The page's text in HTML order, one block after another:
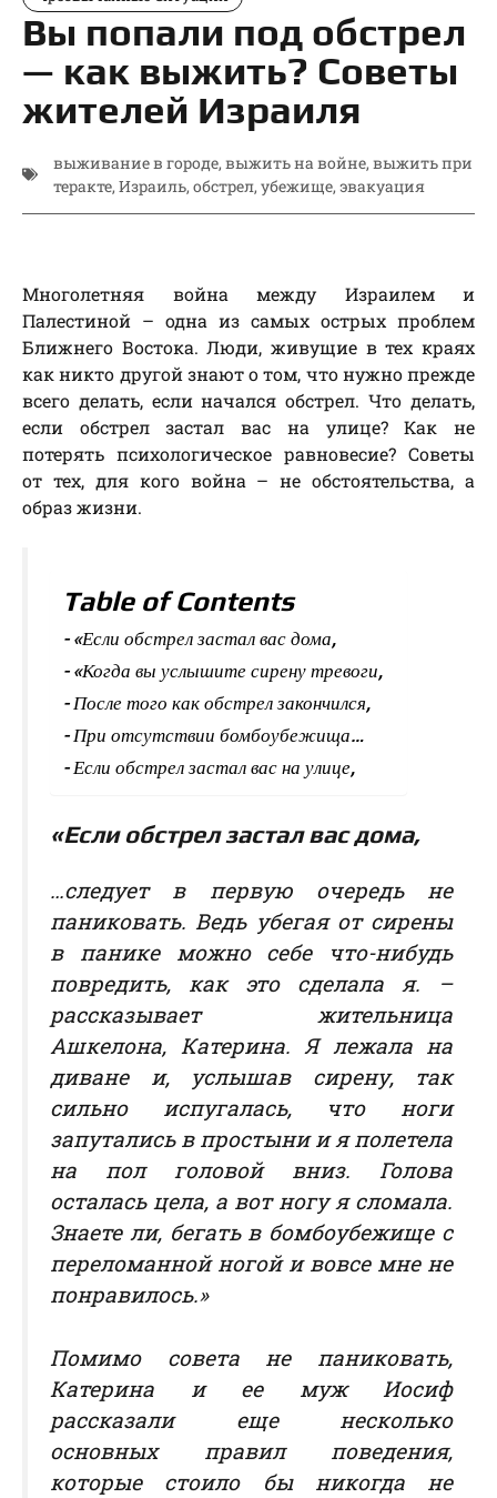
Вы попали под обстрел
— как выжить? Советы
жителей Израиля
выживание в городе, выжить на войне, выжить при
теракте, Израиль, обстрел, убежище, эвакуация
Многолетняя война между Израилем и
Палестиной – одна из самых острых проблем
Ближнего Востока. Люди, живущие в тех краях
как никто другой знают о том, что нужно прежде
всего делать, если начался обстрел. Что делать,
если обстрел застал вас на улице? Как не
потерять психологическое равновесие? Советы
от тех, для кого война – не обстоятельства, а
образ жизни.
Table of Contents
«Если обстрел застал вас дома,
«Когда вы услышите сирену тревоги,
После того как обстрел закончился,
При отсутствии бомбоубежища…
Если обстрел застал вас на улице,
«Если обстрел застал вас дома,
…следует в первую очередь не
паниковать. Ведь убегая от сирены
в панике можно себе что-нибудь
повредить, как это сделала я. –
рассказывает жительница
Ашкелона, Катерина. Я лежала на
диване и, услышав сирену, так
сильно испугалась, что ноги
запутались в простыни и я полетела
на пол головой вниз. Голова
осталась цела, а вот ногу я сломала.
Знаете ли, бегать в бомбоубежище с
переломанной ногой и вовсе мне не
понравилось.»
Помимо совета не паниковать,
Катерина и ее муж Иосиф
рассказали еще несколько
основных правил поведения,
которые стоило бы никогда не